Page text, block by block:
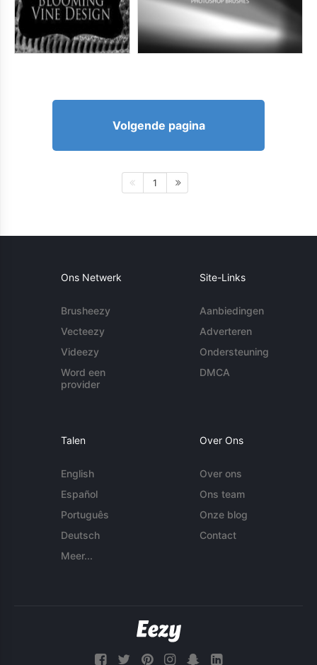
Volgende pagina
1
Ons Netwerk
Brusheezy
Vecteezy
Videezy
Word een
provider
Site-Links
Aanbiedingen
Adverteren
Ondersteuning
DMCA
Talen
English
Español
Português
Deutsch
Meer...
Over Ons
Over ons
Ons team
Onze blog
Contact